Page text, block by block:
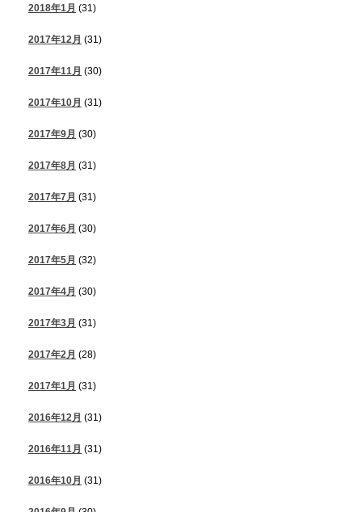
2018年1月 (31)
2017年12月 (31)
2017年11月 (30)
2017年10月 (31)
2017年9月 (30)
2017年8月 (31)
2017年7月 (31)
2017年6月 (30)
2017年5月 (32)
2017年4月 (30)
2017年3月 (31)
2017年2月 (28)
2017年1月 (31)
2016年12月 (31)
2016年11月 (31)
2016年10月 (31)